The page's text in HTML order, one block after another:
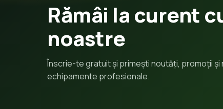
Rămâi la curent
noastre
Înscrie-te gratuit și primești noutăți, promoții
echipamente profesionale.